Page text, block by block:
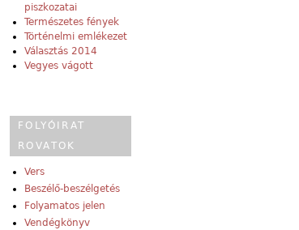
piszkozatai
Természetes fények
Történelmi emlékezet
Választás 2014
Vegyes vágott
FOLYÓIRAT
ROVATOK
Vers
Beszélő-beszélgetés
Folyamatos jelen
Vendégkönyv